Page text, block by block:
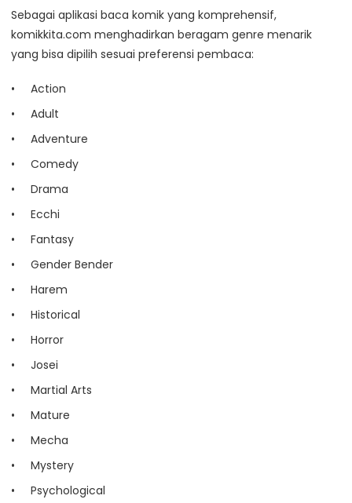
Sebagai aplikasi baca komik yang komprehensif,
komikkita.com menghadirkan beragam genre menarik
yang bisa dipilih sesuai preferensi pembaca:
Action
Adult
Adventure
Comedy
Drama
Ecchi
Fantasy
Gender Bender
Harem
Historical
Horror
Josei
Martial Arts
Mature
Mecha
Mystery
Psychological